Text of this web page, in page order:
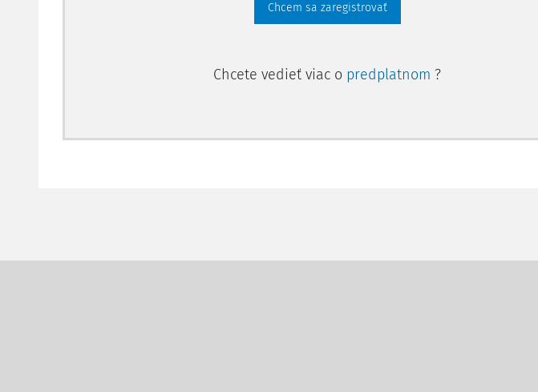
Chcem sa zaregistrovať
Chcete vedieť viac o predplatnom ?